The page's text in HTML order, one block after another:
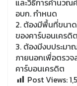
และวิธีการคำนว
อบก. กำหนด
2. ต้องมีพื้นที่ขนา
ของคาร์บอนเครดิ
3. ต้องมีงบประมา
ภายนอกเพื่อตรว
คาร์บอนเครดิต
Post Views: